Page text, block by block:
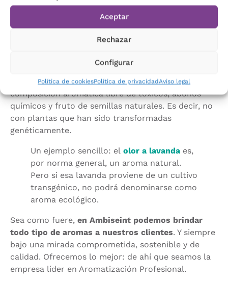
Aceptar
Rechazar
Configurar
Política de cookiesPolítica de privacidadAviso legal
¿ES LO MISMO AROMA NATURAL QUE
UN AROMA ECOLÓGICO?
No, aunque el término aroma natural se utilice
como sinónimo de aroma ecológico,
. Un aroma ecológico proviene de una
composición aromática libre de tóxicos, abonos
químicos y fruto de semillas naturales. Es decir, no
con plantas que han sido transformadas
genéticamente.
Un ejemplo sencillo: el olor a lavanda es,
por norma general, un aroma natural.
Pero si esa lavanda proviene de un cultivo
transgénico, no podrá denominarse como
aroma ecológico.
Sea como fuere, en Ambiseint podemos brindar
todo tipo de aromas a nuestros clientes. Y siempre
bajo una mirada comprometida, sostenible y de
calidad. Ofrecemos lo mejor: de ahí que seamos la
empresa líder en Aromatización Profesional.